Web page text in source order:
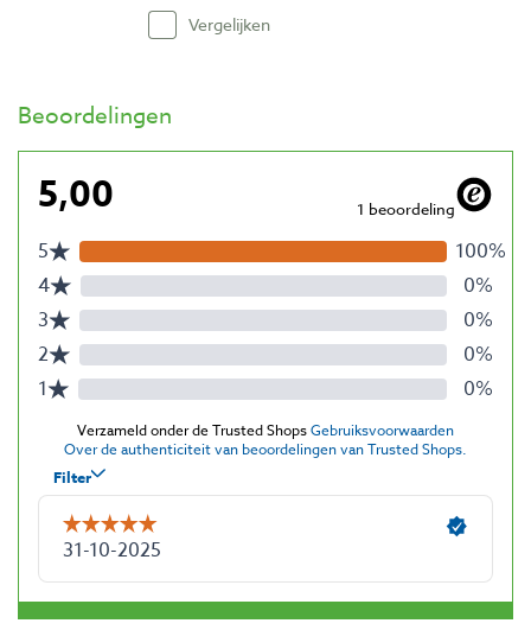
Vergelijken
Beoordelingen